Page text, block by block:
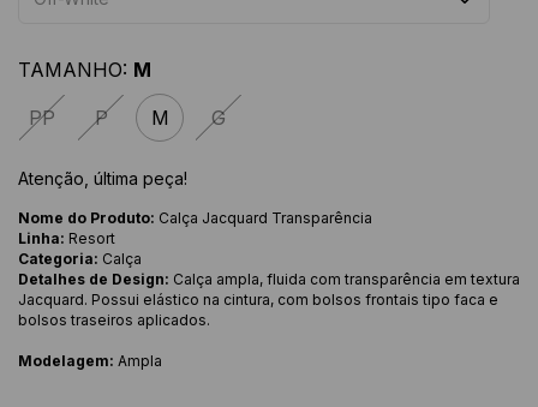
TAMANHO: M
PP
P M G
Atenção, última peça!
Nome do Produto: Calça Jacquard Transparência
Linha: Resort
Categoria: Calça
Detalhes de Design: Calça ampla, fluida com transparência em textura
Jacquard. Possui elástico na cintura, com bolsos frontais tipo faca e
bolsos traseiros aplicados.
Modelagem: Ampla